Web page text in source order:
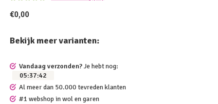
€0,00
Bekijk meer varianten:
Vandaag verzonden?Je hebt nog:
05:37:41
Al meer dan 50.000 tevreden klanten
#1 webshop in wol en garen